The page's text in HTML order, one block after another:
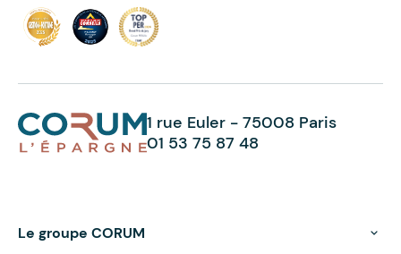
1 rue Euler - 75008 Paris
01 53 75 87 48
Le groupe CORUM